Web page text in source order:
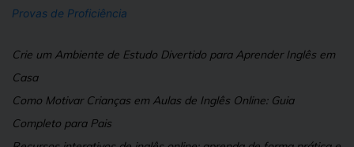
Provas de Proficiência
Crie um Ambiente de Estudo Divertido para Aprender Inglês em
Casa
Como Motivar Crianças em Aulas de Inglês Online: Guia
Completo para Pais